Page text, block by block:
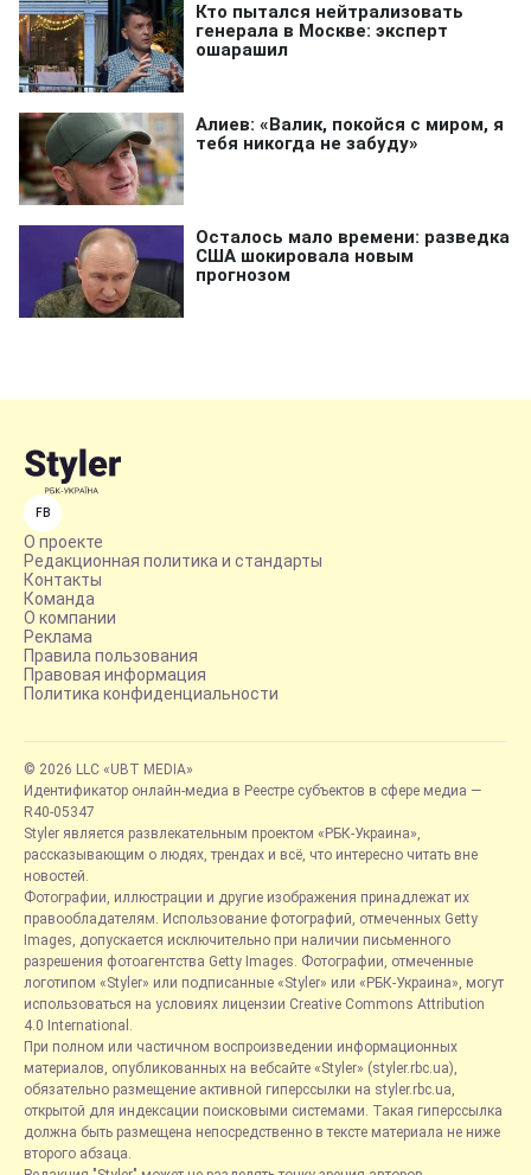
FB
О проекте
Редакционная политика и стандарты
Контакты
Команда
О компании
Реклама
Правила пользования
Правовая информация
Политика конфиденциальности
© 2026 LLC «UBT MEDIA»
Идентификатор онлайн-медиа в Реестре субъектов в сфере медиа —
R40-05347
Styler является развлекательным проектом «РБК-Украина»,
рассказывающим о людях, трендах и всё, что интересно читать вне
новостей.
Фотографии, иллюстрации и другие изображения принадлежат их
правообладателям. Использование фотографий, отмеченных Getty
Images, допускается исключительно при наличии письменного
разрешения фотоагентства Getty Images. Фотографии, отмеченные
логотипом «Styler» или подписанные «Styler» или «РБК-Украина», могут
использоваться на условиях лицензии Creative Commons Attribution
4.0 International.
При полном или частичном воспроизведении информационных
материалов, опубликованных на вебсайте «Styler» (styler.rbc.ua),
обязательно размещение активной гиперссылки на styler.rbc.ua,
открытой для индексации поисковыми системами. Такая гиперссылка
должна быть размещена непосредственно в тексте материала не ниже
второго абзаца.